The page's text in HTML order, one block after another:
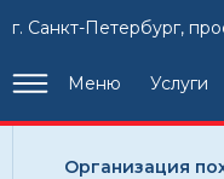
г. Санкт-Петербург,
Меню Услуги
Организация